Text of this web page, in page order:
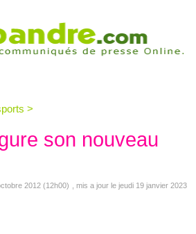
>
son nouveau
2012 (12h00) , mis a jour le jeudi 19 janvier 2023